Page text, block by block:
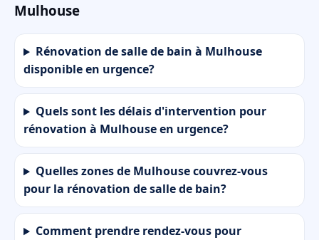
Mulhouse
Rénovation de salle de bain à Mulhouse
disponible en urgence?
Quels sont les délais d'intervention pour
rénovation à Mulhouse en urgence?
Quelles zones de Mulhouse couvrez-vous
pour la rénovation de salle de bain?
Comment prendre rendez-vous pour